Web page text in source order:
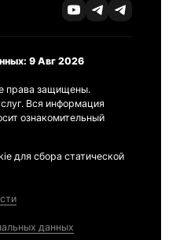
9 Авг 2026
права защищены.
Вся информация
ознакомительный
для сбора статической
данных